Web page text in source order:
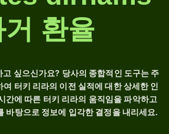
거 환율
싶으신가요? 당사의 종합적인 도구는 주
여 터키 리라의 이전 실적에 대한 상세한 인
간에 따른 터키 리라의 움직임을 파악하고
바탕으로 정보에 입각한 결정을 내리세요.